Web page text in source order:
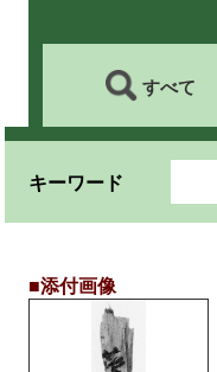
すべて
キーワード
■添付画像